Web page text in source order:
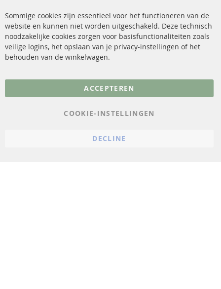
Katalysator (KAT)
sensoren
FAQ
Verzendingskosten
Contact
Annuleer contract
Gegevensbescherming
Sommige cookies zijn essentieel voor het functioneren van de
website en kunnen niet worden uitgeschakeld. Deze technisch
noodzakelijke cookies zorgen voor basisfunctionaliteiten zoals
veilige logins, het opslaan van je privacy-instellingen of het
behouden van de winkelwagen.
ACCEPTEREN
COOKIE-INSTELLINGEN
DECLINE